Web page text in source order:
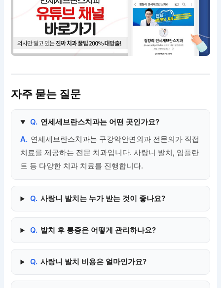
자주 묻는 질문
Q. 연세세브란스치과는 어떤 곳인가요?
A. 연세세브란스치과는 구강악안면외과 전문의가 직접
치료를 제공하는 전문 치과입니다. 사랑니 발치, 임플란
트 등 다양한 치과 치료를 진행합니다.
Q. 사랑니 발치는 누가 받는 것이 좋나요?
Q. 발치 후 통증은 어떻게 관리하나요?
Q. 사랑니 발치 비용은 얼마인가요?